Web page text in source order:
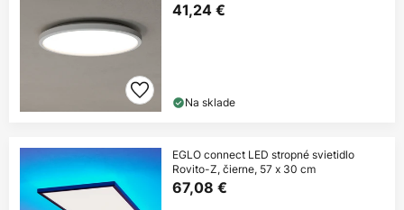
41,24 €
Na sklade
EGLO connect LED stropné svietidlo
Rovito-Z, čierne, 57 x 30 cm
67,08 €